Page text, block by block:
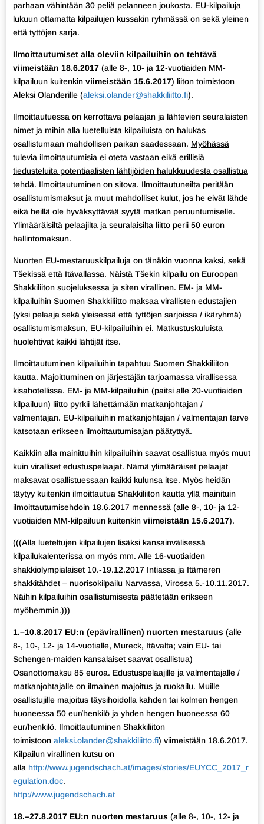
parhaan vähintään 30 peliä pelanneen joukosta. EU-kilpailuja
lukuun ottamatta kilpailujen kussakin ryhmässä on sekä yleinen
että tyttöjen sarja.
Ilmoittautumisetalla oleviin kilpailuihin on tehtävä
viimeistään 18.6.2017(alle 8-, 10- ja 12-vuotiaiden MM-
kilpailuun kuitenkin viimeistään 15.6.2017) liiton toimistoon
Aleksi Olanderille (aleksi.olander@shakkiliitto.fi).
Ilmoittautuessa on kerrottava pelaajan ja lähtevien seuralaisten
nimet ja mihin alla luetelluista kilpailuista on halukas
osallistumaan mahdollisen paikan saadessaan. Myöhässä
tulevia ilmoittautumisia ei oteta vastaan eikä erillisiä
tiedusteluita potentiaalisten lähtijöiden halukkuudesta osallistua
tehdä. Ilmoittautuminen on sitova. Ilmoittautuneilta peritään
osallistumismaksut ja muut mahdolliset kulut, jos he eivät lähde
eikä heillä ole hyväksyttävää syytä matkan peruuntumiselle.
Ylimääräisiltä pelaajilta ja seuralaisilta liitto perii 50 euron
hallintomaksun.
Nuorten EU-mestaruuskilpailuja on tänäkin vuonna kaksi, sekä
Tšekissä että Itävallassa. Näistä Tšekin kilpailu on Euroopan
Shakkiliiton suojeluksessa ja siten virallinen. EM- ja MM-
kilpailuihin Suomen Shakkiliitto maksaa virallisten edustajien
(yksi pelaaja sekä yleisessä että tyttöjen sarjoissa / ikäryhmä)
osallistumismaksun, EU-kilpailuihin ei. Matkustuskuluista
huolehtivat kaikki lähtijät itse.
Ilmoittautuminen kilpailuihin tapahtuu Suomen Shakkiliiton
kautta. Majoittuminen on järjestäjän tarjoamassa virallisessa
kisahotellissa. EM- ja MM-kilpailuihin (paitsi alle 20-vuotiaiden
kilpailuun) liitto pyrkii lähettämään matkanjohtajan /
valmentajan. EU-kilpailuihin matkanjohtajan / valmentajan tarve
katsotaan erikseen ilmoittautumisajan päätyttyä.
Kaikkiin alla mainittuihin kilpailuihin saavat osallistua myös muut
kuin viralliset edustuspelaajat. Nämä ylimääräiset pelaajat
maksavat osallistuessaan kaikki kulunsa itse. Myös heidän
täytyy kuitenkin ilmoittautua Shakkiliiton kautta yllä mainituin
ilmoittautumisehdoin 18.6.2017 mennessä (alle 8-, 10- ja 12-
vuotiaiden MM-kilpailuun kuitenkin viimeistään 15.6.2017).
(((Alla lueteltujen kilpailujen lisäksi kansainvälisessä
kilpailukalenterissa on myös mm. Alle 16-vuotiaiden
shakkiolympialaiset 10.-19.12.2017 Intiassa ja Itämeren
shakkitähdet – nuorisokilpailu Narvassa, Virossa 5.-10.11.2017.
Näihin kilpailuihin osallistumisesta päätetään erikseen
myöhemmin.)))
1.–10.8.2017 EU:n (epävirallinen) nuorten mestaruus(alle
8-, 10-, 12- ja 14-vuotialle, Mureck, Itävalta; vain EU- tai
Schengen-maiden kansalaiset saavat osallistua)
Osanottomaksu 85 euroa. Edustuspelaajille ja valmentajalle /
matkanjohtajalle on ilmainen majoitus ja ruokailu. Muille
osallistujille majoitus täysihoidolla kahden tai kolmen hengen
huoneessa 50 eur/henkilö ja yhden hengen huoneessa 60
eur/henkilö. Ilmoittautuminen Shakkiliiton
toimistoon aleksi.olander@shakkiliitto.fi) viimeistään 18.6.2017.
Kilpailun virallinen kutsu on
alla http://www.jugendschach.at/images/stories/EUYCC_2017_r
egulation.doc.
http://www.jugendschach.at
18.–27.8.2017 EU:n nuorten mestaruus(alle 8-, 10-, 12- ja